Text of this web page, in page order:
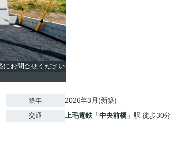
お問合せください
築年 2026年3月(新築)
交通 上毛電鉄 「中央前橋 」駅 徒歩30分